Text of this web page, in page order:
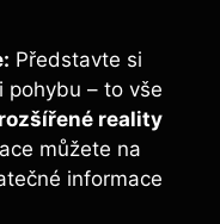
Představte si
pohybu – to vše
rozšířené reality
můžete na
informace